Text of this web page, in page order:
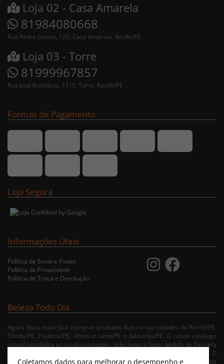
Loja 02 - Casa Amarela
81984080668
Rua Padre Lemos, 125, Casa Amarela, Recife/PE
Loja 03 - Torre
81999967857
Rua José Bonifácio, 1315, Torre, Recife/PE
Formas de Pagamento
Loja Segura
Informações Úteis
Política de Envio e Fretes
Política de Privacidade
Política de Troca e Devolução
Beleza Todo Dia
Agora ficou mais fácil comprar produtos Natura nas cidades de Recife/PE,
Olinda/PE, Paulista/PE, Abreu e Lima/PE e Jaboatão/PE. O nosso catálogo
virtual possibilita ao usuário navegar, selecionar e fazer pedido de Delivery
no conforto da sua residência. Consulte nossa condições de entrega. O
pagamento é realizado apenas no ato da entrega conforme escolha do
Coletamos dados para melhorar o desempenho e